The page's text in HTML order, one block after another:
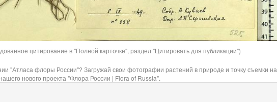
цитирование в "Полной карточке", раздел "Цитировать для публикации")
"Атласа флоры России"? Загружай свои фотографии растений в природе и точку съемки на
нового проекта "Флора России | Flora of Russia".